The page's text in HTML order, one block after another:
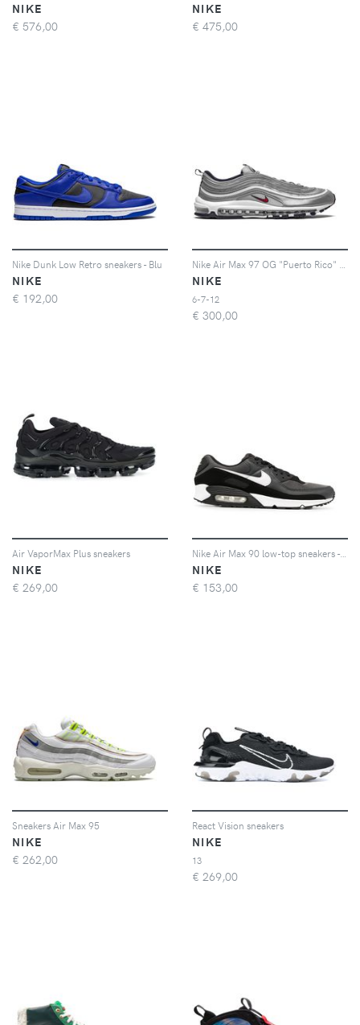
NIKE
€ 576,00
NIKE
€ 475,00
Nike Dunk Low Retro sneakers - Blu
NIKE
€ 192,00
NIKE
6-7-12
€ 300,00
Air VaporMax Plus sneakers
NIKE
€ 269,00
NIKE
€ 153,00
Sneakers Air Max 95
NIKE
€ 262,00
React Vision sneakers
NIKE
13
€ 269,00